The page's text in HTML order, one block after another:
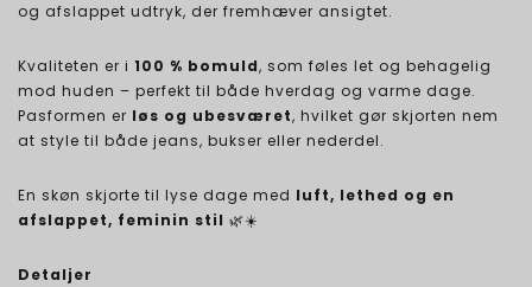
og afslappet udtryk, der fremhæver ansigtet.
Kvaliteten er i 100 % bomuld, som føles let og behagelig
mod huden – perfekt til både hverdag og varme dage.
Pasformen er løs og ubesværet, hvilket gør skjorten nem
at style til både jeans, bukser eller nederdel.
En skøn skjorte til lyse dage med luft, lethed og en
afslappet, feminin stil 🌿☀️
Detaljer